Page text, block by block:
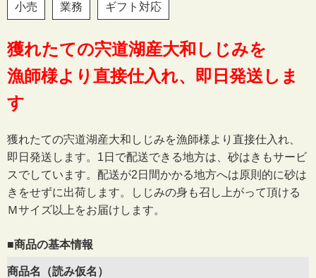
小売 業務 ギフト対応
獲れたての宍道湖産大和しじみを
漁師様より直接仕入れ、即日発送しま
す
獲れたての宍道湖産大和しじみを漁師様より直接仕入れ、
即日発送します。1日で配送できる地方は、砂はきもサービ
スでしています。配送が2日間かかる地方へは原則的に砂は
きをせずに出荷します。しじみの身も召し上がって頂ける
Ｍサイズ以上をお届けします。
■商品の基本情報
商品名（読み仮名）